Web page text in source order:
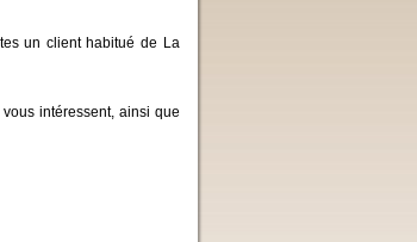
un client habitué de La
intéressent, ainsi que